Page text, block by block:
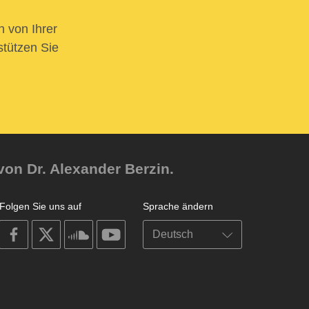
von Ihrer
Sie
Dr. Alexander Berzin.
Sprache ändern
Folgen Sie uns auf
on
facebook
on
on
soundcloudyoutube